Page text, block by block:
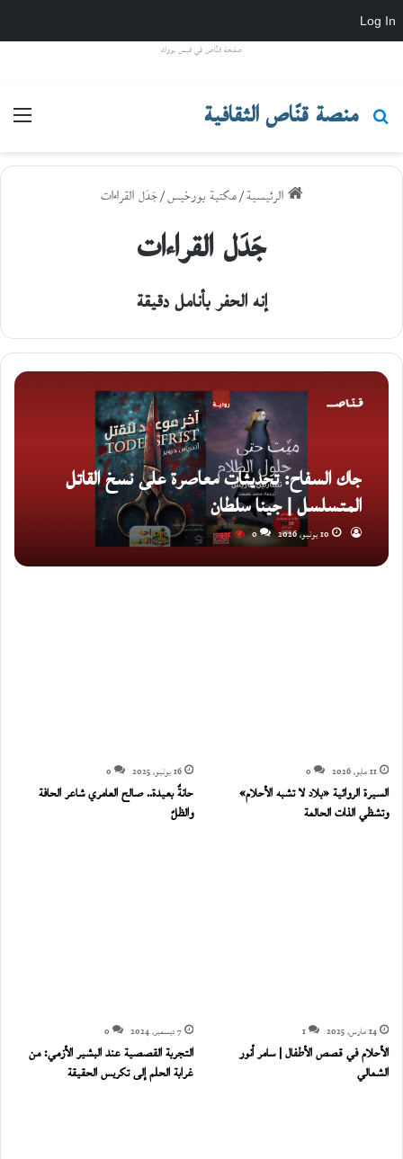
Log In
صفحة قنّاص في فيس بووك
منصة قنّاص الثقافية
بحث عن
الرئيسية/مكتبة بورخيس/جَدَل القراءات
جَدَل القراءات
إنه الحفر بأنامل دقيقة
جاك السفاح: تحديثات معاصرة على نسخ القاتل
المتسلسل | جينا سلطان
10 يونيو، 2026 0
431
11 مايو، 2026 0
السيرة الروائية «بلاد لا تشبه الأحلام»
وتشظي الذات الحالمة
16 يونيو، 2025 0
حانةٌ بعيدة.. صالح العامري شاعر الحافة
والظلّ
14 مارس، 2025 1
الأحلام في قصص الأطفال | سامر أنور
الشمالي
7 ديسمبر، 2024 0
التجربة القصصية عند البشير الأزمي: من
غرابة الحلم إلى تكريس الحقيقة